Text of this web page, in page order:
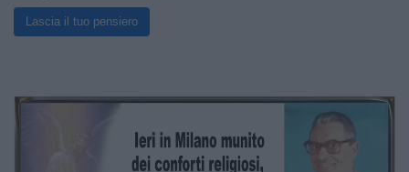
Lascia il tuo pensiero